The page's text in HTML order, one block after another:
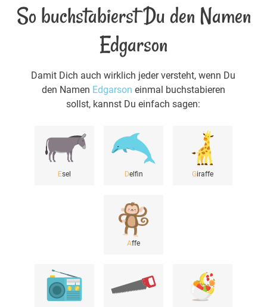
So buchstabierst Du den Namen
Edgarson
Damit Dich auch wirklich jeder versteht, wenn Du
den Namen Edgarson einmal buchstabieren
sollst, kannst Du einfach sagen:
Esel Delfin Giraffe
Affe